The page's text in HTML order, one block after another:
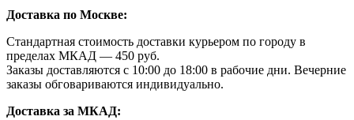
Доставка по Москве:
Стандартная стоимость доставки курьером по городу в
пределах МКАД — 450 руб.
Заказы доставляются с 10:00 до 18:00 в рабочие дни. Вечерние
заказы обговариваются индивидуально.
Доставка за МКАД: